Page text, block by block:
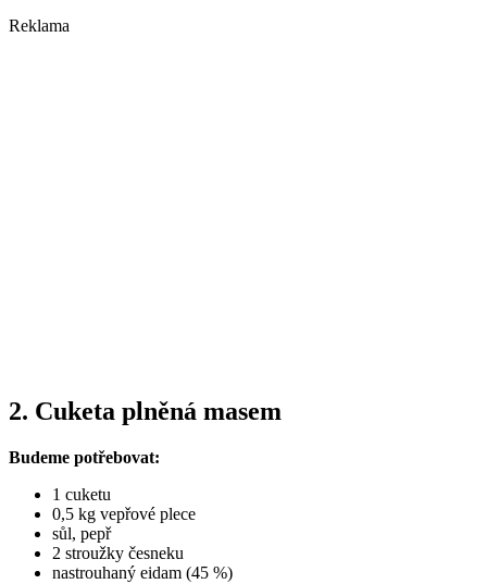
Reklama
2. Cuketa plněná masem
Budeme potřebovat:
1 cuketu
0,5 kg vepřové plece
sůl, pepř
2 stroužky česneku
nastrouhaný eidam (45 %)